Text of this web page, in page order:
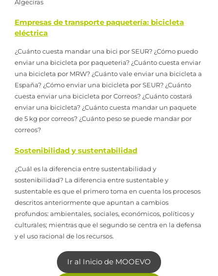
Algeciras
Empresas de transporte paquetería: bicicleta
eléctrica
¿Cuánto cuesta mandar una bici por SEUR? ¿Cómo puedo
enviar una bicicleta por paqueteria? ¿Cuánto cuesta enviar
una bicicleta por MRW? ¿Cuánto vale enviar una bicicleta a
España? ¿Cómo enviar una bicicleta por SEUR? ¿Cuánto
cuesta enviar una bicicleta por Correos? ¿Cuánto costará
enviar una bicicleta? ¿Cuánto cuesta mandar un paquete
de 5 kg por correos? ¿Cuánto peso se puede mandar por
correos?
Sostenibilidad y sustentabilidad
¿Cuál es la diferencia entre sustentabilidad y
sostenibilidad? La diferencia entre sustentable y
sustentable es que el primero toma en cuenta los procesos
descritos anteriormente que apuntan a cambios
profundos: ambientales, sociales, económicos, políticos y
culturales; mientras que el segundo se centra en la defensa
y el uso racional de los recursos.
Ir al Inicio de MOOEVO